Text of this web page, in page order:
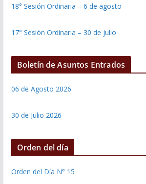
18° Sesión Ordinaria – 6 de agosto
17° Sesión Ordinaria – 30 de julio
Boletín de Asuntos Entrados
06 de Agosto 2026
30 de Julio 2026
Orden del día
Orden del Día N° 15